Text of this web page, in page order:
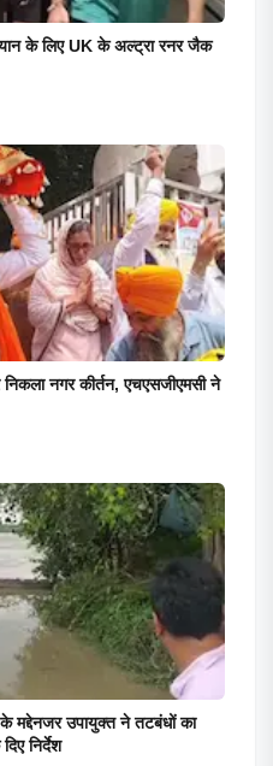
के लिए UK के अल्ट्रा रनर जैक
निकला नगर कीर्तन, एचएसजीएमसी ने
उपायुक्त ने तटबंधों का
निर्देश